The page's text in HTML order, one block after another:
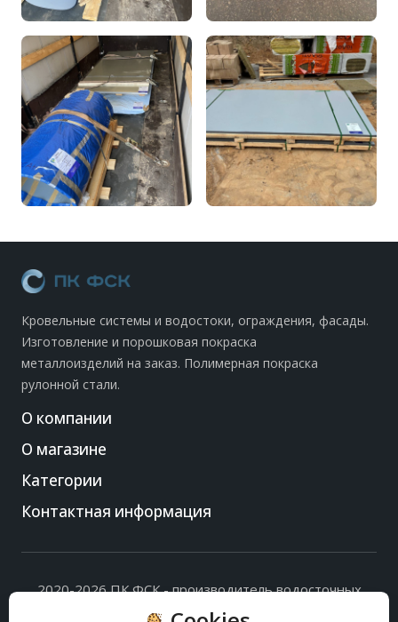
Кровельные системы и водостоки, ограждения, фасады.
Изготовление и порошковая покраска
металлоизделий на заказ. Полимерная покраска
рулонной стали.
О компании
О магазине
Категории
Контактная информация
2020-2026 ПК ФСК - производитель водосточных